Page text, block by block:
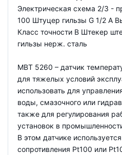
Электрическая схема 2/3 -
100 Штуцер гильзы G 1/2 A
Класс точности B Штекер
гильзы нерж. сталь
MBT 5260 – датчик
для тяжелых условий
использовать для
воды, смазочного или
также для регулирования
установок в
В этом датчике
сопротивления Pt100 или